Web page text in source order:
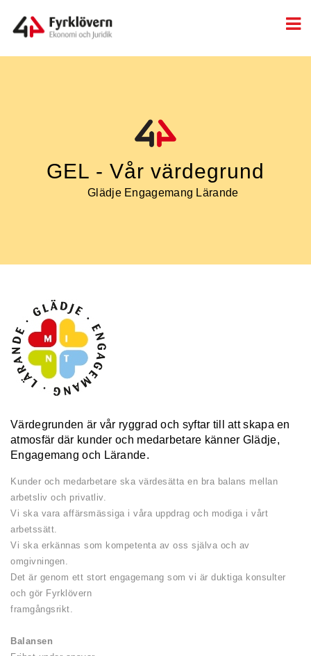
GEL - Vår värdegrund
Glädje Engagemang Lärande
Värdegrunden är vår ryggrad och syftar till att skapa en
atmosfär där kunder och medarbetare känner Glädje,
Engagemang och Lärande.
Kunder och medarbetare ska värdesätta en bra balans mellan
arbetsliv och privatliv.
Vi ska vara affärsmässiga i våra uppdrag och modiga i vårt
arbetssätt.
Vi ska erkännas som kompetenta av oss själva och av
omgivningen.
Det är genom ett stort engagemang som vi är duktiga konsulter
och gör Fyrklövern
framgångsrikt.
Balansen